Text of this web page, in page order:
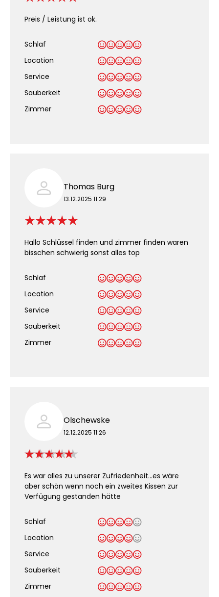
Preis / Leistung ist ok.
Schlaf
Location
Service
Sauberkeit
Zimmer
Thomas Burg
13.12.2025 11:29
Hallo Schlüssel finden und zimmer finden waren
bisschen schwierig sonst alles top
Schlaf
Location
Service
Sauberkeit
Zimmer
Olschewske
12.12.2025 11:26
Es war alles zu unserer Zufriedenheit...es wäre
aber schön wenn noch ein zweites Kissen zur
Verfügung gestanden hätte
Schlaf
Location
Service
Sauberkeit
Zimmer